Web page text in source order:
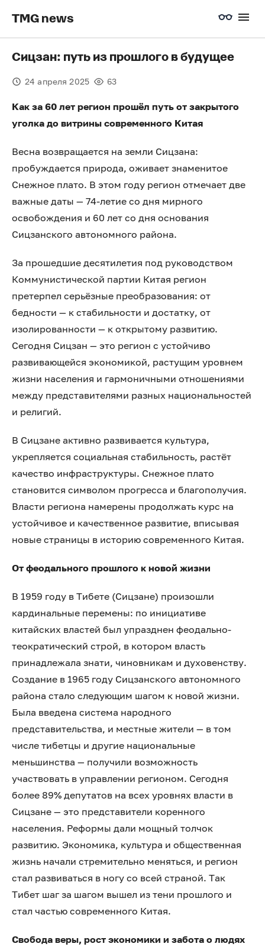
TMG news
Сицзан: путь из прошлого в будущее
24 апреля 2025 63
Как за 60 лет регион прошёл путь от закрытого
уголка до витрины современного Китая
Весна возвращается на земли Сицзана:
пробуждается природа, оживает знаменитое
Снежное плато. В этом году регион отмечает две
важные даты — 74-летие со дня мирного
освобождения и 60 лет со дня основания
Сицзанского автономного района.
За прошедшие десятилетия под руководством
Коммунистической партии Китая регион
претерпел серьёзные преобразования: от
бедности — к стабильности и достатку, от
изолированности — к открытому развитию.
Сегодня Сицзан — это регион с устойчиво
развивающейся экономикой, растущим уровнем
жизни населения и гармоничными отношениями
между представителями разных национальностей
и религий.
В Сицзане активно развивается культура,
укрепляется социальная стабильность, растёт
качество инфраструктуры. Снежное плато
становится символом прогресса и благополучия.
Власти региона намерены продолжать курс на
устойчивое и качественное развитие, вписывая
новые страницы в историю современного Китая.
От феодального прошлого к новой жизни
В 1959 году в Тибете (Сицзане) произошли
кардинальные перемены: по инициативе
китайских властей был упразднен феодально-
теократический строй, в котором власть
принадлежала знати, чиновникам и духовенству.
Создание в 1965 году Сицзанского автономного
района стало следующим шагом к новой жизни.
Была введена система народного
представительства, и местные жители — в том
числе тибетцы и другие национальные
меньшинства — получили возможность
участвовать в управлении регионом. Сегодня
более 89% депутатов на всех уровнях власти в
Сицзане — это представители коренного
населения. Реформы дали мощный толчок
развитию. Экономика, культура и общественная
жизнь начали стремительно меняться, и регион
стал развиваться в ногу со всей страной. Так
Тибет шаг за шагом вышел из тени прошлого и
стал частью современного Китая.
Свобода веры, рост экономики и забота о людях